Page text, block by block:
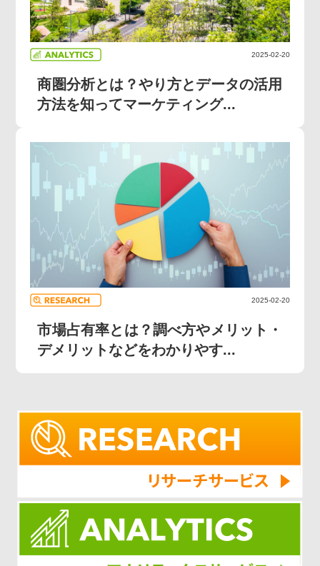
2025-02-20
商圏分析とは？やり方とデータの活用
方法を知ってマーケティング...
2025-02-20
市場占有率とは？調べ方やメリット・
デメリットなどをわかりやす...